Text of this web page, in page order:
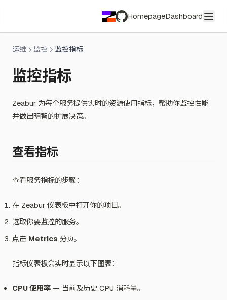
HomepageDashboard
运维 监控 监控指标
监控指标
Zeabur 为每个服务提供实时的资源使用指标，帮助你监控性能
并做出明智的扩展决策。
查看指标
查看服务指标的步骤：
在 Zeabur 仪表板中打开你的项目。
选取你要监控的服务。
点击 Metrics 分页。
指标仪表板会实时显示以下图表：
CPU 使用率 — 当前及历史 CPU 消耗量。